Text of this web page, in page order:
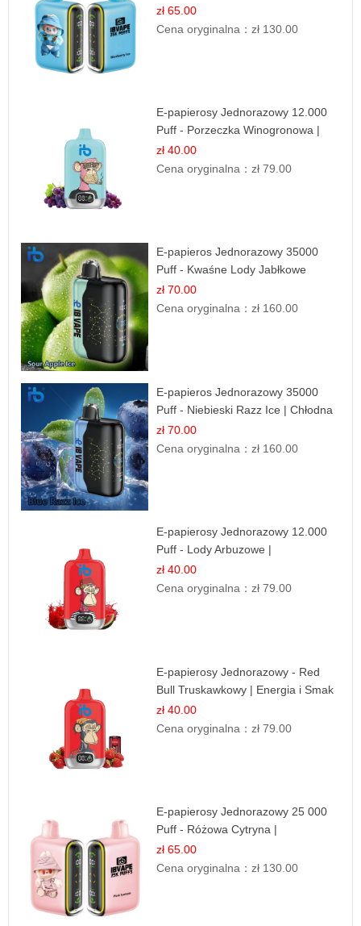
Smak
zł 65.00
Cena oryginalna：zł 130.00
E-papierosy Jednorazowy 12.000
Puff - Porzeczka Winogronowa |
Owocowa Moc
zł 40.00
Cena oryginalna：zł 79.00
E-papieros Jednorazowy 35000
Puff - Kwaśne Lody Jabłkowe
zł 70.00
Cena oryginalna：zł 160.00
E-papieros Jednorazowy 35000
Puff - Niebieski Razz Ice | Chłodna
Malina
zł 70.00
Cena oryginalna：zł 160.00
E-papierosy Jednorazowy 12.000
Puff - Lody Arbuzowe |
Orzeźwiający Smak
zł 40.00
Cena oryginalna：zł 79.00
E-papierosy Jednorazowy - Red
Bull Truskawkowy | Energia i Smak
zł 40.00
Cena oryginalna：zł 79.00
E-papierosy Jednorazowy 25 000
Puff - Różowa Cytryna |
Orzeźwiający Owoc
zł 65.00
Cena oryginalna：zł 130.00